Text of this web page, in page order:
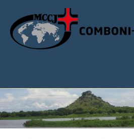
Inhalt
springen